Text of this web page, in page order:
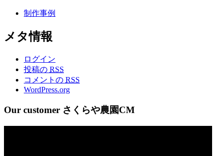
制作事例
メタ情報
ログイン
投稿の RSS
コメントの RSS
WordPress.org
Our customer さくらや農園CM